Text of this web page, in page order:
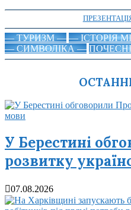
— ТУРИЗМ — — ІСТОРІЯ
— СИМВОЛІКА —
У Берестині
розвитку
07.08.2026